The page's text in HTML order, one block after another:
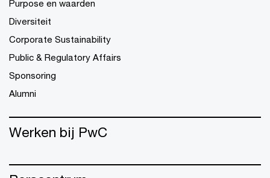
Purpose en waarden
Diversiteit
Corporate Sustainability
Public & Regulatory Affairs
Sponsoring
Alumni
Werken bij PwC